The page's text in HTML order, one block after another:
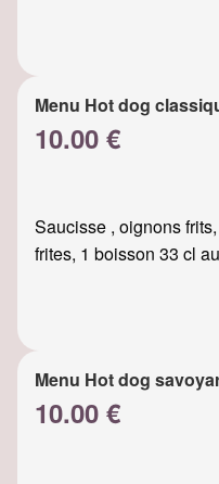
Menu Hot dog
10.00 €
Saucisse , oignons
frites, 1 boisson 33 cl
Menu Hot dog
10.00 €